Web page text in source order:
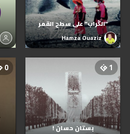
“الڭراب” على سطح القمر
Hamza Ouaziz
1
بستان حسان !
0